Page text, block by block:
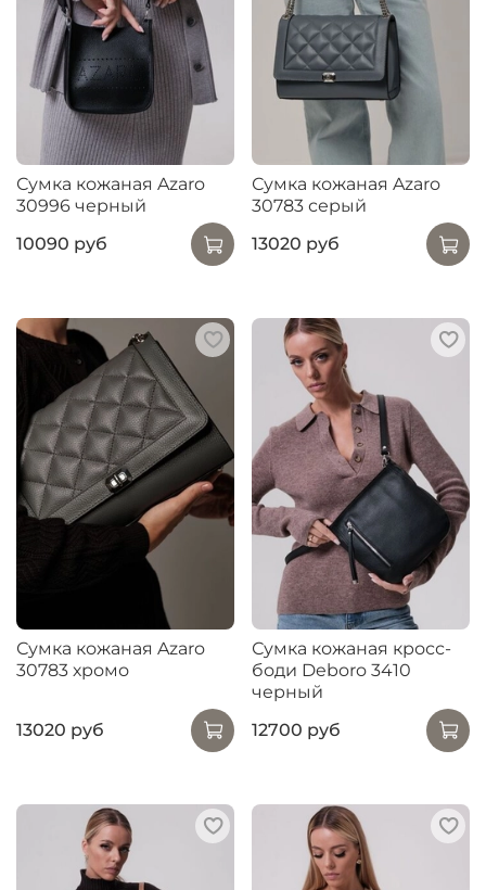
Сумка кожаная Azaro
30996 черный
10090 руб
Сумка кожаная Azaro
30783 серый
13020 руб
Сумка кожаная Azaro
30783 хромо
13020 руб
Сумка кожаная кросс-
боди Deboro 3410
черный
12700 руб